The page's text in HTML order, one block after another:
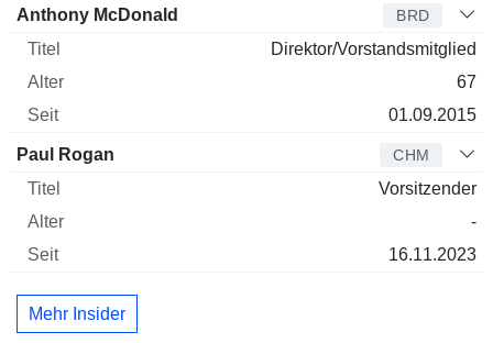
Anthony McDonald BRD
Direktor/Vorstandsmitglied
67
01.09.2015
Paul Rogan CHM
Vorsitzender
-
16.11.2023
Mehr Insider